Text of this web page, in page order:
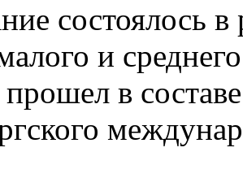
состоялось в
и
в